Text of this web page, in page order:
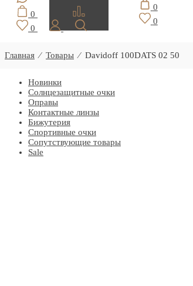
0
0
0
0
Главная ⁄ Товары ⁄ Davidoff 100DATS 02 50
Новинки
Солнцезащитные очки
Оправы
Контактные линзы
Бижутерия
Спортивные очки
Сопутствующие товары
Sale